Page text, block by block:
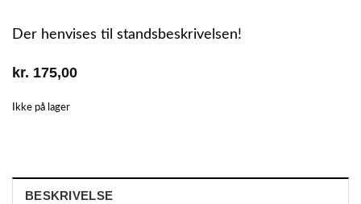
Der henvises til standsbeskrivelsen!
kr. 175,00
Ikke på lager
BESKRIVELSE